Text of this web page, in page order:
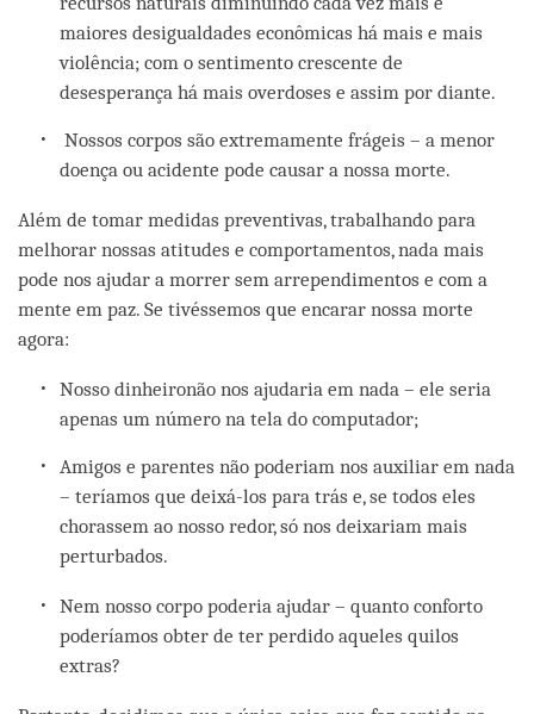
maiores desigualdades econômicas há mais e mais
violência; com o sentimento crescente de
desesperança há mais overdoses e assim por diante.
Nossos corpos são extremamente frágeis – a menor
doença ou acidente pode causar a nossa morte.
Além de tomar medidas preventivas, trabalhando para
melhorar nossas atitudes e comportamentos, nada mais
pode nos ajudar a morrer sem arrependimentos e com a
mente em paz. Se tivéssemos que encarar nossa morte
agora:
Nosso dinheironão nos ajudaria em nada – ele seria
apenas um número na tela do computador;
Amigos e parentes não poderiam nos auxiliar em nada
– teríamos que deixá-los para trás e, se todos eles
chorassem ao nosso redor, só nos deixariam mais
perturbados.
Nem nosso corpo poderia ajudar – quanto conforto
poderíamos obter de ter perdido aqueles quilos
extras?